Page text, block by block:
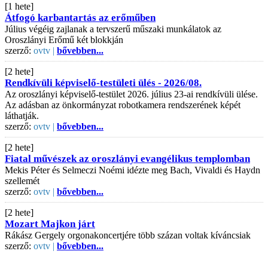
[1 hete]
Átfogó karbantartás az erőműben
Július végéig zajlanak a tervszerű műszaki munkálatok az
Oroszlányi Erőmű két blokkján
szerző: ovtv | bővebben...
[2 hete]
Rendkívüli képviselő-testületi ülés - 2026/08.
Az oroszlányi képviselő-testület 2026. július 23-ai rendkívüli ülése.
Az adásban az önkormányzat robotkamera rendszerének képét
láthatják.
szerző: ovtv | bővebben...
[2 hete]
Fiatal művészek az oroszlányi evangélikus templomban
Mekis Péter és Selmeczi Noémi idézte meg Bach, Vivaldi és Haydn
szellemét
szerző: ovtv | bővebben...
[2 hete]
Mozart Majkon járt
Rákász Gergely orgonakoncertjére több százan voltak kíváncsiak
szerző: ovtv | bővebben...